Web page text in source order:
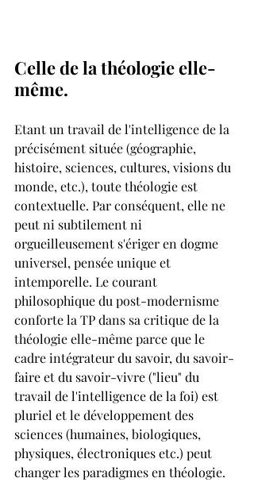
Celle de la théologie elle-
même.
Etant un travail de l'intelligence de la
précisément située (géographie,
histoire, sciences, cultures, visions du
monde, etc.), toute théologie est
contextuelle. Par conséquent, elle ne
peut ni subtilement ni
orgueilleusement s'ériger en dogme
universel, pensée unique et
intemporelle. Le courant
philosophique du post-modernisme
conforte la TP dans sa critique de la
théologie elle-même parce que le
cadre intégrateur du savoir, du savoir-
faire et du savoir-vivre ("lieu" du
travail de l'intelligence de la foi) est
pluriel et le développement des
sciences (humaines, biologiques,
physiques, électroniques etc.) peut
changer les paradigmes en théologie.